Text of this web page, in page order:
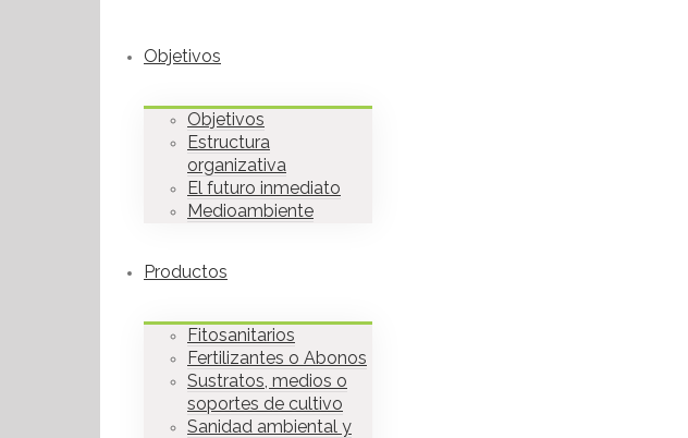
Objetivos
Objetivos
Estructura
organizativa
El futuro inmediato
Medioambiente
Productos
Fitosanitarios
Fertilizantes o Abonos
Sustratos, medios o
soportes de cultivo
Sanidad ambiental y